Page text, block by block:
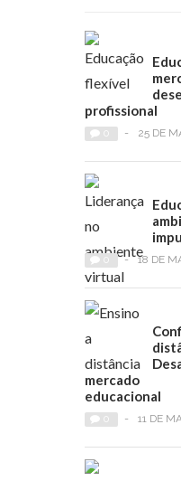
profissional
- 25 DE
- 18 DE
mercado
educacional
- 11 DE